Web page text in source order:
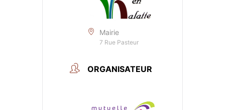
Mairie
7 Rue Pasteur
ORGANISATEUR